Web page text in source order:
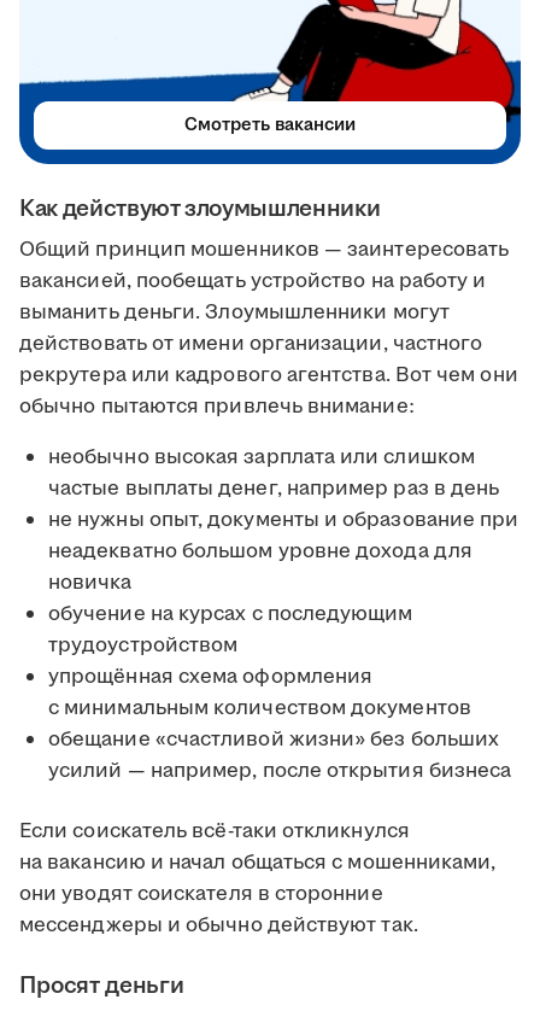
Как действуют злоумышленники
Общий принцип мошенников — заинтересовать
вакансией, пообещать устройство на работу и
выманить деньги. Злоумышленники могут
действовать от имени организации, частного
рекрутера или кадрового агентства. Вот чем они
обычно пытаются привлечь внимание:
необычно высокая зарплата или слишком
частые выплаты денег, например раз в день
не нужны опыт, документы и образование при
неадекватно большом уровне дохода для
новичка
обучение на курсах с последующим
трудоустройством
упрощённая схема оформления
с минимальным количеством документов
обещание «счастливой жизни» без больших
усилий — например, после открытия бизнеса
Если соискатель всё-таки откликнулся
на вакансию и начал общаться с мошенниками,
они уводят соискателя в сторонние
мессенджеры и обычно действуют так.
Просят деньги
Смотреть вакансии